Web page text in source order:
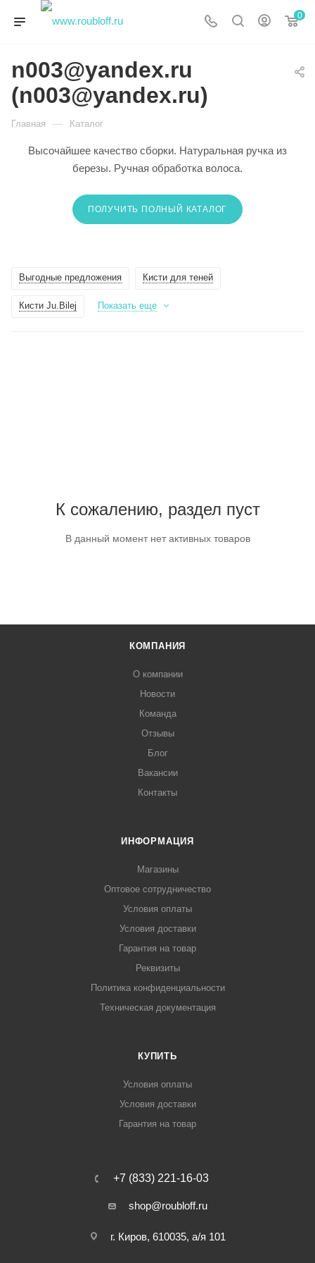
0
n003@yandex.ru
(n003@yandex.ru)
Главная — Каталог
Высочайшее качество сборки. Натуральная ручка из
березы. Ручная обработка волоса.
ПОЛУЧИТЬ ПОЛНЫЙ КАТАЛОГ
Выгодные предложения Кисти для теней
Кисти Ju.Bilej Показать еще
К сожалению, раздел пуст
В данный момент нет активных товаров
КОМПАНИЯ
О компании
Новости
Команда
Отзывы
Блог
Вакансии
Контакты
ИНФОРМАЦИЯ
Магазины
Оптовое сотрудничество
Условия оплаты
Условия доставки
Гарантия на товар
Реквизиты
Политика конфиденциальности
Техническая документация
КУПИТЬ
Условия оплаты
Условия доставки
Гарантия на товар
+7 (833) 221-16-03
shop@roubloff.ru
г. Киров, 610035, а/я 101